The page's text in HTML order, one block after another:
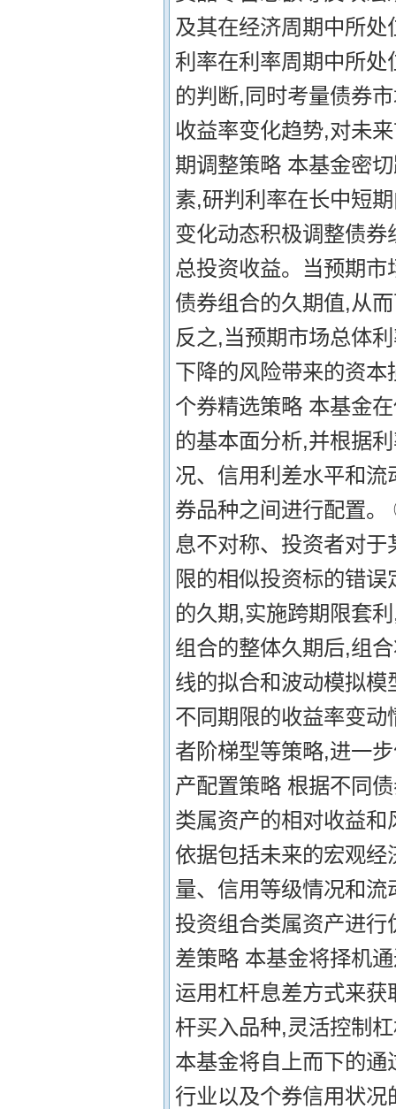
及其在经济周期中所
利率在利率周期中所
的判断,同时考量债券
收益率变化趋势,对未
期调整策略 本基金密
素,研判利率在长中短
变化动态积极调整债
总投资收益。当预期
债券组合的久期值,从
反之,当预期市场总体
下降的风险带来的资
个券精选策略 本基金
的基本面分析,并根据
况、信用利差水平和
券品种之间进行配置
息不对称、投资者对
限的相似投资标的错
的久期,实施跨期限套
组合的整体久期后,组
线的拟合和波动模拟
不同期限的收益率变
者阶梯型等策略,进一
产配置策略 根据不同
类属资产的相对收益
依据包括未来的宏观
量、信用等级情况和
投资组合类属资产进
差策略 本基金将择机
运用杠杆息差方式来
杆买入品种,灵活控制
本基金将自上而下的
行业以及个券信用状